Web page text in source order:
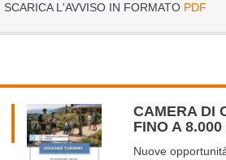
SCARICA L'AVVISO IN FORMATO PDF
CAMERA DI
FINO A
Nuove